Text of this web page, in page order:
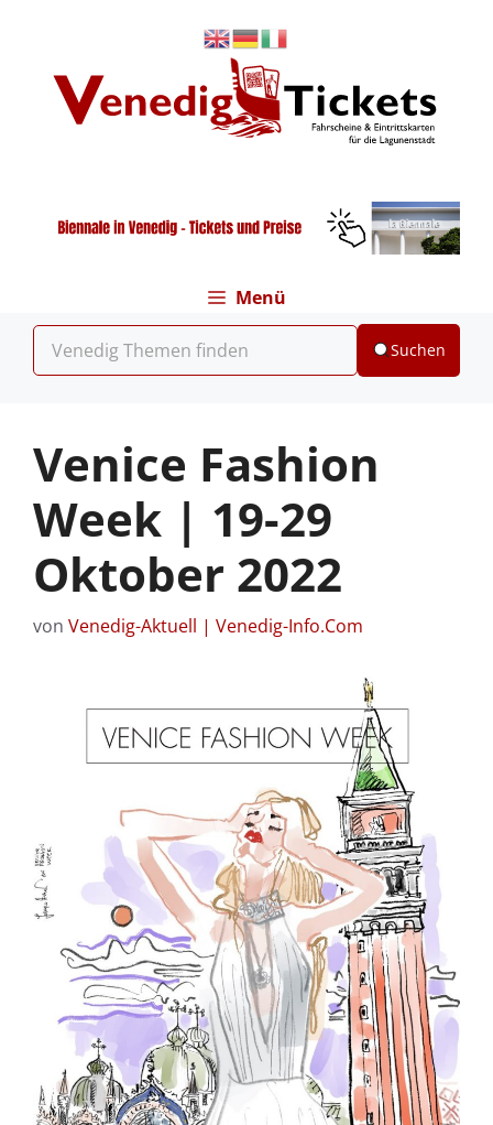
Menü
Suchen
Venice Fashion
Week | 19-29
Oktober 2022
von Venedig-Aktuell | Venedig-Info.Com